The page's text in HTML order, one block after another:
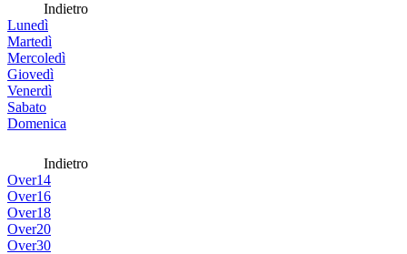
Indietro
Lunedì
Martedì
Mercoledì
Giovedì
Venerdì
Sabato
Domenica
Indietro
Over14
Over16
Over18
Over20
Over30